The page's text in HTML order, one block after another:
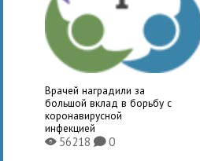
Врачей наградили за
большой вклад в борьбу с
коронавирусной
инфекцией
X56218K0